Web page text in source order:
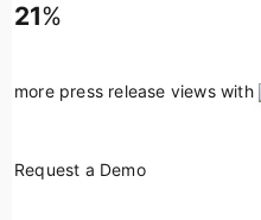
21%
more press release views with
Request a Demo